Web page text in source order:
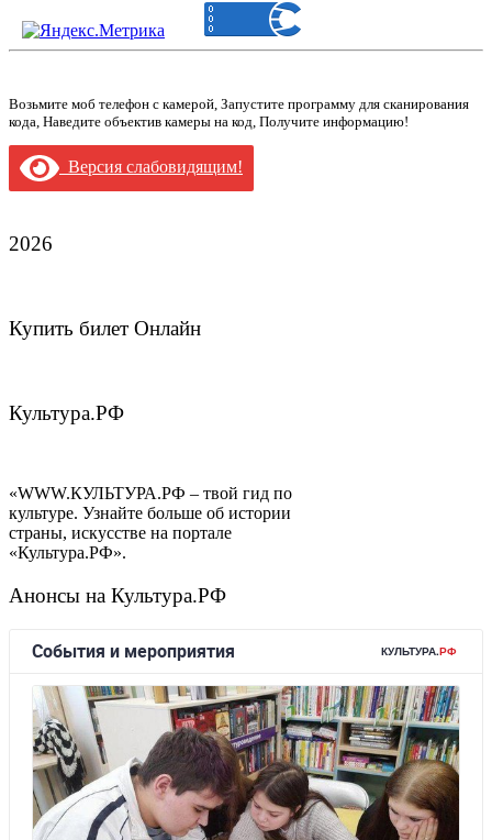
Возьмите моб телефон с камерой, Запустите программу для сканирования
кода, Наведите объектив камеры на код, Получите информацию!
Версия слабовидящим!
2026
Купить билет Онлайн
Культура.РФ
«WWW.КУЛЬТУРА.РФ – твой гид по
культуре. Узнайте больше об истории
страны, искусстве на портале
«Культура.РФ».
Анонсы на Культура.РФ